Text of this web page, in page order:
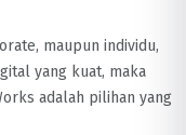
maupun individu,
yang kuat, maka
adalah pilihan yang